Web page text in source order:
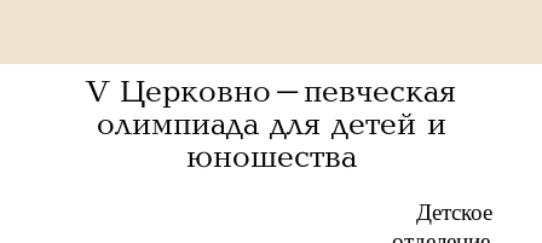
V Церковно-певческая
олимпиада для детей и
юношества
Детское